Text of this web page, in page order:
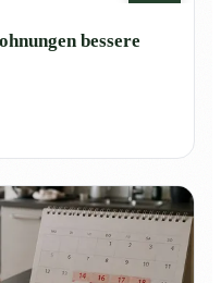
bessere